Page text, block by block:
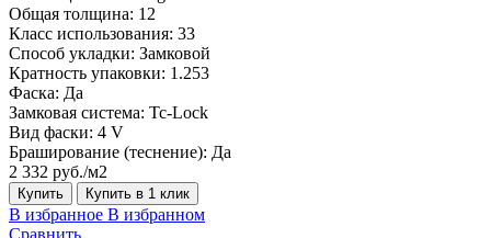
Общая толщина: 12
Класс использования: 33
Способ укладки: Замковой
Кратность упаковки: 1.253
Фаска: Да
Замковая система: Tc-Lock
Вид фаски: 4 V
Браширование (теснение): Да
2 332 руб./м2
Купить Купить в 1 клик
В избранное В избранном
Сравнить